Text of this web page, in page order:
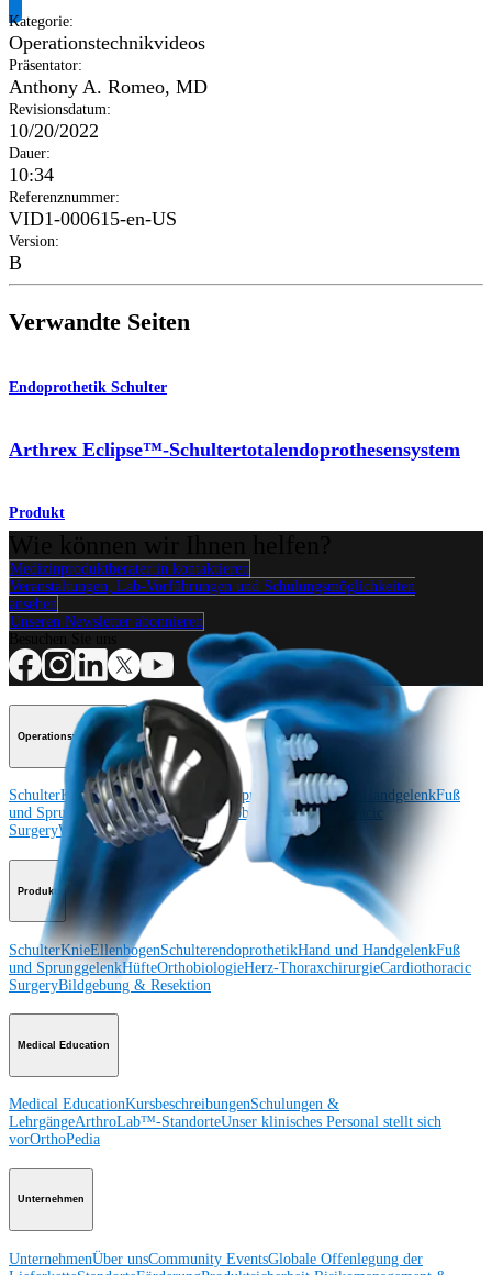
Kategorie:
Operationstechnikvideos
Präsentator:
Anthony A. Romeo, MD
Revisionsdatum:
10/20/2022
Dauer:
10:34
Referenznummer:
VID1-000615-en-US
Version:
B
Verwandte Seiten
Endoprothetik Schulter
Arthrex Eclipse™-Schultertotalendoprothesensystem
Produkt
Medizinproduktberater:in kontaktieren
Veranstaltungen, Lab-Vorführungen und Schulungsmöglichkeiten
ansehen
Unseren Newsletter abonnieren
Operationsverfahren
SchulterKnieEllenbogenSchulterendoprothetikHand und HandgelenkFuß
und SprunggelenkTraumaHüfte OrthobiologieCardiothoracic
SurgeryWirbelsäule
Produkt
SchulterKnieEllenbogenSchulterendoprothetikHand und HandgelenkFuß
und SprunggelenkHüfteOrthobiologieHerz-ThoraxchirurgieCardiothoracic
SurgeryBildgebung & Resektion
Medical Education
Medical EducationKursbeschreibungenSchulungen &
LehrgängeArthroLab™-StandorteUnser klinisches Personal stellt sich
vorOrthoPedia
Unternehmen
UnternehmenÜber unsCommunity EventsGlobale Offenlegung der